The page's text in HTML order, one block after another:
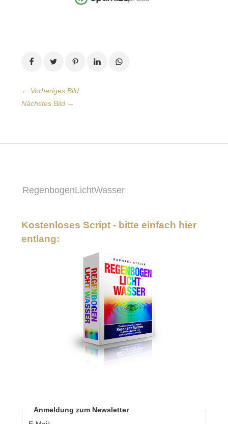
← Vorheriges Bild
Nächstes Bild →
RegenbogenLichtWasser
Kostenloses Script - bitte einfach hier
entlang:
Anmeldung zum Newsletter